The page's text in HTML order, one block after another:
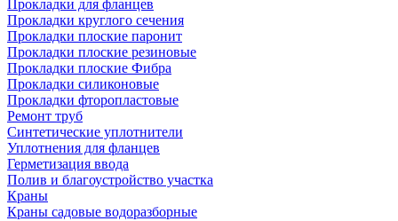
Прокладки для фланцев
Прокладки круглого сечения
Прокладки плоские паронит
Прокладки плоские резиновые
Прокладки плоские Фибра
Прокладки силиконовые
Прокладки фторопластовые
Ремонт труб
Синтетические уплотнители
Уплотнения для фланцев
Герметизация ввода
Полив и благоустройство участка
Краны
Краны садовые водоразборные